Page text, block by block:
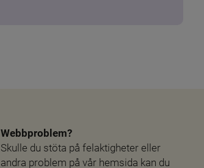
Webbproblem?
Skulle du stöta på felaktigheter eller
andra problem på vår hemsida kan du